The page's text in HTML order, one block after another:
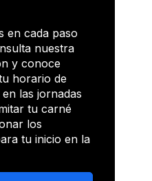
en cada paso
nuestra
y conoce
horario de
las jornadas
tu carné
los
tu inicio en la